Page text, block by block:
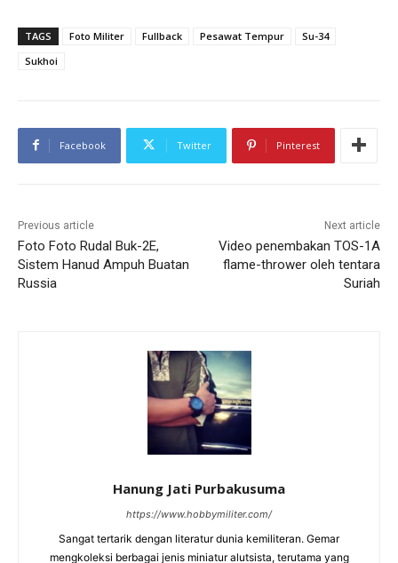
TAGS Foto Militer Fullback Pesawat Tempur
Su-34
Sukhoi
Facebook Twitter Pinterest
Previous article
Foto Foto Rudal Buk-2E,
Sistem Hanud Ampuh Buatan
Russia
Next article
Video penembakan TOS-1A
flame-thrower oleh tentara
Suriah
Hanung Jati Purbakusuma
https://www.hobbymiliter.com/
Sangat tertarik dengan literatur dunia kemiliteran. Gemar
mengkoleksi berbagai jenis miniatur alutsista, terutama yang